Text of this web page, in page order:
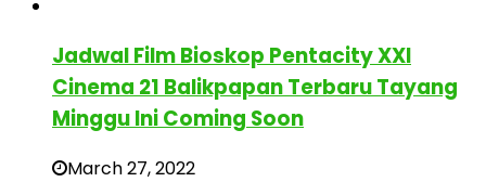
Jadwal Film Bioskop Pentacity XXI
Cinema 21 Balikpapan Terbaru Tayang
Minggu Ini Coming Soon
March 27, 2022